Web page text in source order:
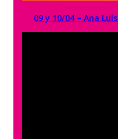
09 y 10/04 – Ana